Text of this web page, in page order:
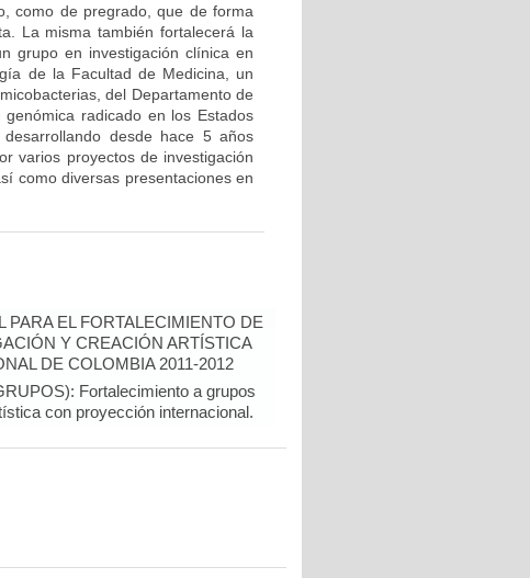
como de pregrado, que de forma
La misma también fortalecerá la
grupo en investigación clínica en
de la Facultad de Medicina, un
del Departamento de
radicado en los Estados
desde hace 5 años
varios proyectos de investigación
como diversas presentaciones en
PARA EL FORTALECIMIENTO DE
Y CREACIÓN ARTÍSTICA
DE COLOMBIA 2011-2012
Fortalecimiento a grupos
con proyección internacional.